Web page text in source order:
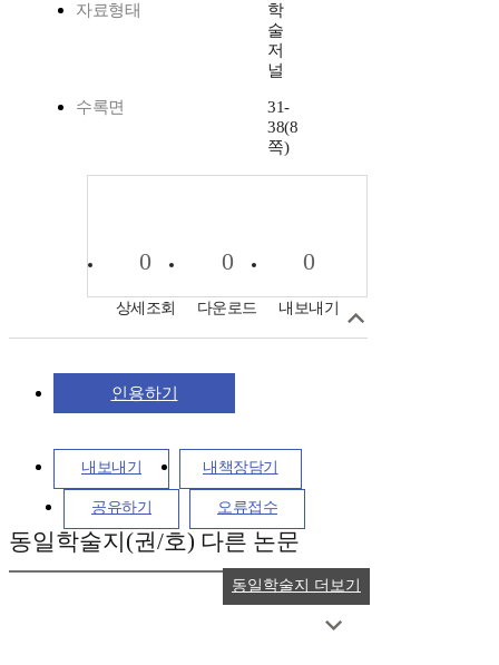
자료형태
학
술
저
널
수록면
31-
38(8
쪽)
0
상세조회
0
다운로드
0
내보내기
인용하기
내보내기 내책장담기
공유하기 오류접수
동일학술지(권/호) 다른 논문
동일학술지 더보기